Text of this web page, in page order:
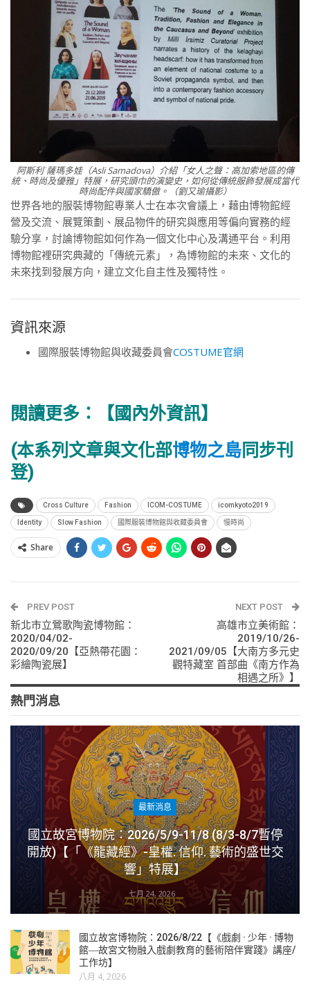
阿斯利˙薩瑪多娃（Asli Samadova）介紹「女人之聲：高加索地區的傳
統、時尚及優雅」特展，研究頭巾的演變史，如何從傳統服飾發展成當代
時尚配件與國家驕傲。（劉又瑜攝影）
世界各地的服裝博物館專業人士在本次會議上，藉由博物館經
營及交流、展覽策劃、展品物件的研究與應用等偏向實務的經
驗分享，討論博物館如何作為一個文化中心及溝通平台。利用
博物館裡研究典藏的「傳統元素」，為博物館的未來、文化的
未來找到發展方向，建立文化自主性及獨特性。
資訊來源
國際服裝博物館與收藏委員會COSTUME官網
閱讀更多：
【國內外資訊】
(本系列文章與文化部博物之島同步刊
登)
Cross Culture Fashion ICOM-COSTUME icomkyoto2019
Identity Slow Fashion 國際服裝博物館與收藏委員會 慢時尚
Share
PREV POST
新北市立鶯歌陶瓷博物館：
2020/04/02-
2020/09/20【亞熱帶花園：
彩繪陶瓷展】
NEXT POST
高雄市立美術館：
2019/10/26-
2021/09/05【大南方多元史
觀特藏室 首部曲《南方作為
相遇之所》】
熱門消息
最新消息
國立故宮博物院：2026/5/9-11/8 (8/3-8/7暫停
開放)【「《龍藏經》-皇權. 信仰. 藝術的盛世交
響」特展】
七月 24, 2026
國立故宮博物院：2026/8/22【《戲劇 · 少年 · 博物
館―故宮文物融入戲劇教育的藝術陪伴實踐》講座/
工作坊】
八月 4, 2026